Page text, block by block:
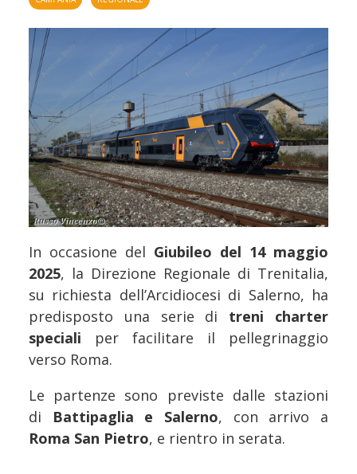
In occasione del Giubileo del 14 maggio
2025, la Direzione Regionale di Trenitalia,
su richiesta dell’Arcidiocesi di Salerno, ha
predisposto una serie di treni charter
speciali per facilitare il pellegrinaggio
verso Roma.
Le partenze sono previste dalle stazioni
di Battipaglia e Salerno, con arrivo a
Roma San Pietro, e rientro in serata.